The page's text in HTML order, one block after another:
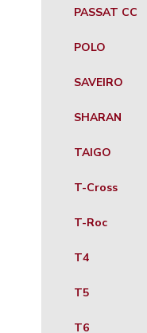
PASSAT CC
POLO
SAVEIRO
SHARAN
TAIGO
T-Cross
T-Roc
T4
T5
T6